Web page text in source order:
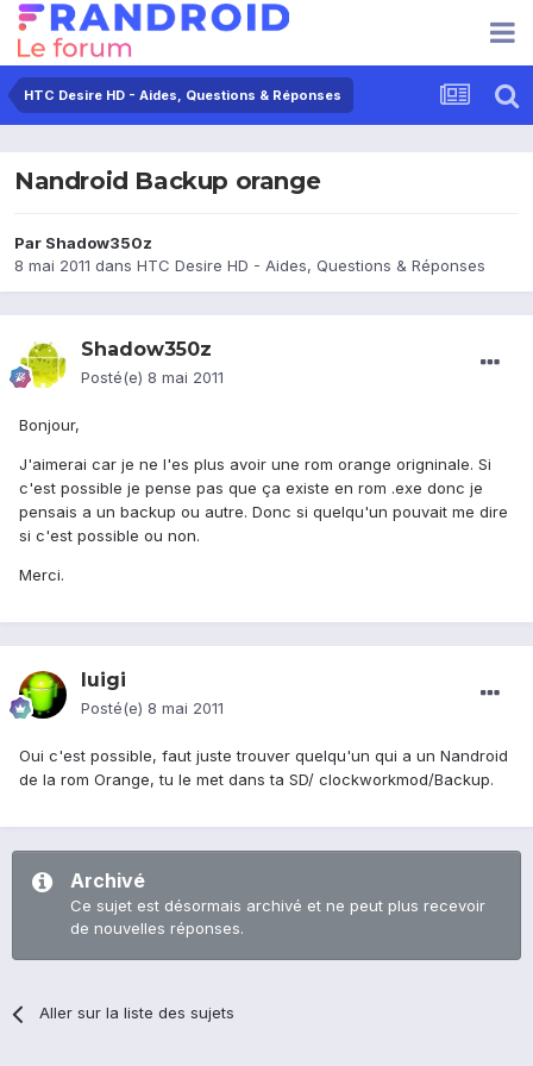
HTC Desire HD - Aides, Questions & Réponses
Nandroid Backup orange
Par Shadow350z
8 mai 2011 dans HTC Desire HD - Aides, Questions & Réponses
Shadow350z
Posté(e) 8 mai 2011
Bonjour,
J'aimerai car je ne l'es plus avoir une rom orange origninale. Si
c'est possible je pense pas que ça existe en rom .exe donc je
pensais a un backup ou autre. Donc si quelqu'un pouvait me dire
si c'est possible ou non.
Merci.
luigi
Posté(e) 8 mai 2011
Oui c'est possible, faut juste trouver quelqu'un qui a un Nandroid
de la rom Orange, tu le met dans ta SD/ clockworkmod/Backup.
Archivé
Ce sujet est désormais archivé et ne peut plus recevoir
de nouvelles réponses.
Aller sur la liste des sujets